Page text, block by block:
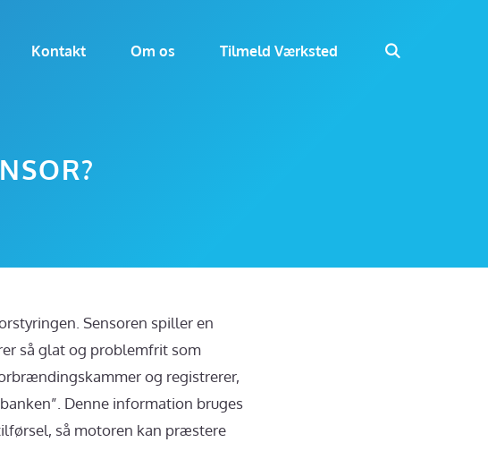
Kontakt Om os Tilmeld Værksted
Sensoren spiller en
så glat og problemfrit som
og registrerer,
Denne information bruges
så motoren kan præstere